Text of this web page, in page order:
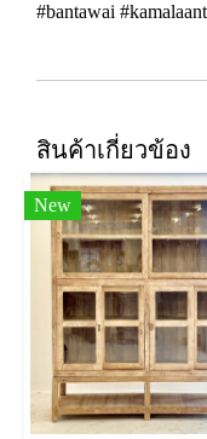
#bantawai
สินค้าเกี่ยวข้อง
New